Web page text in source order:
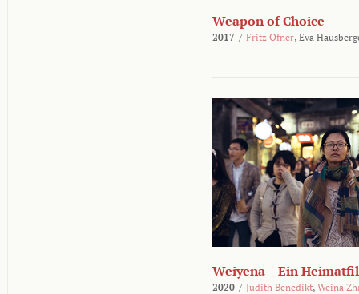
Weapon of Choice
2017 / Fritz Ofner, Eva
Weiyena – Ein
2020 / Judith Benedikt, Weina